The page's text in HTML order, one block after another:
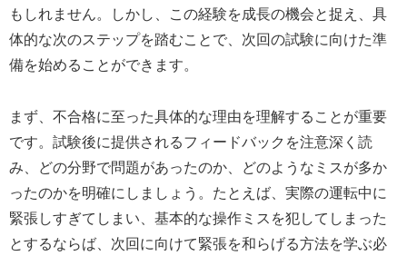
もしれません。しかし、この経験を成長の機会と捉え、具
体的な次のステップを踏むことで、次回の試験に向けた準
備を始めることができます。
まず、不合格に至った具体的な理由を理解することが重要
です。試験後に提供されるフィードバックを注意深く読
み、どの分野で問題があったのか、どのようなミスが多か
ったのかを明確にしましょう。たとえば、実際の運転中に
緊張しすぎてしまい、基本的な操作ミスを犯してしまった
とするならば、次回に向けて緊張を和らげる方法を学ぶ必